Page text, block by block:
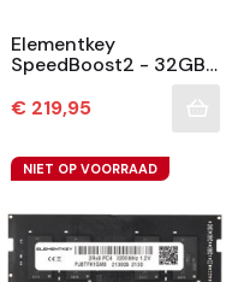
Elementkey
SpeedBoost2 - 32GB -
3200MHz - Extra Snel
- 3 Jaar Garantie -
Prijs
€ 219,95
NIET OP VOORRAAD